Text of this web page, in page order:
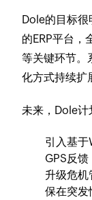
Dole的目标
的ERP平台，
等关键环节。
化方式持续扩
未来，Dole计
引入基
GPS反
升级危
保在突发